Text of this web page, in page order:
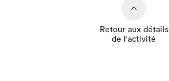
Retour aux détails
de l'activité